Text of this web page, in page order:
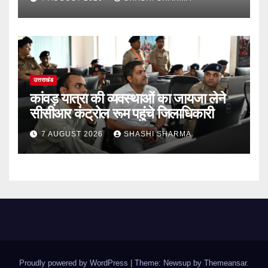
उत्तराखंड
कांवड़ यात्रा की व्यवस्थाओं का जायजा लेने
सीसीआर कंट्रोल रूम पहुंचे जिलाधिकारी
7 AUGUST 2026 SHASHI SHARMA
Proudly powered by WordPress Theme: Newsup by Themeansar.